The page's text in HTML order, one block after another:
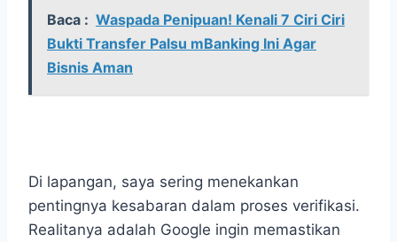
Baca : Waspada Penipuan! Kenali 7 Ciri Ciri
Bukti Transfer Palsu mBanking Ini Agar
Bisnis Aman
Di lapangan, saya sering menekankan
pentingnya kesabaran dalam proses verifikasi.
Realitanya adalah Google ingin memastikan